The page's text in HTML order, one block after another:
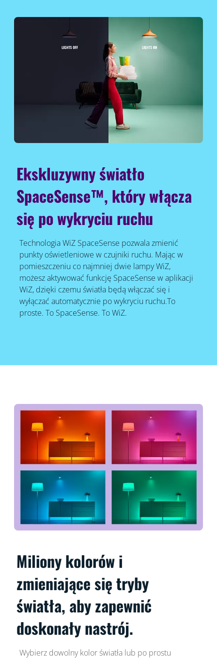
Ekskluzywny światło
SpaceSense™, który włącza
się po wykryciu ruchu
Technologia WiZ SpaceSense pozwala zmienić
punkty oświetleniowe w czujniki ruchu. Mając w
pomieszczeniu co najmniej dwie lampy WiZ,
możesz aktywować funkcję SpaceSense w aplikacji
WiZ, dzięki czemu światła będą włączać się i
wyłączać automatycznie po wykryciu ruchu.To
proste. To SpaceSense. To WiZ.
Miliony kolorów i
zmieniające się tryby
światła, aby zapewnić
doskonały nastrój.
Wybierz dowolny kolor światła lub po prostu